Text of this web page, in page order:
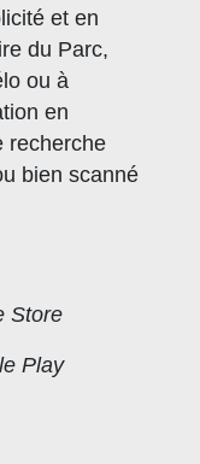
et en
du Parc,
ou à
en
recherche
bien scanné
Store
Play